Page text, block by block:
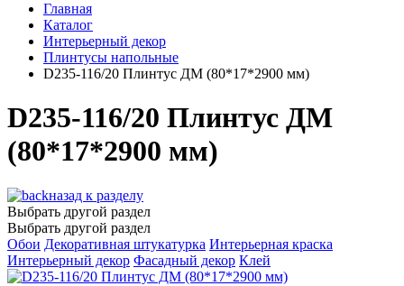
Главная
Каталог
Интерьерный декор
Плинтусы напольные
D235-116/20 Плинтус ДМ (80*17*2900 мм)
D235-116/20 Плинтус ДМ
(80*17*2900 мм)
назад к разделу
Выбрать другой раздел
Выбрать другой раздел
Обои Декоративная штукатурка Интерьерная краска
Интерьерный декор Фасадный декор Клей